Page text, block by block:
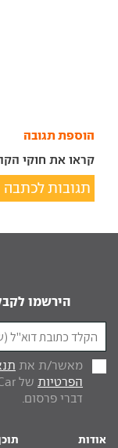
הוספת תגובה
קראו את חוקי
תגובות לכתבה
הירשמו
מאשר/ת את
הפרטיות
דברי פרסום.
אודות